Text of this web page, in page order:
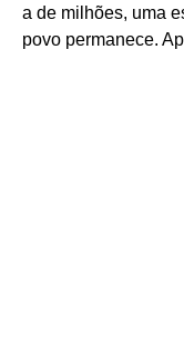
a de milhões, uma
povo permanece.